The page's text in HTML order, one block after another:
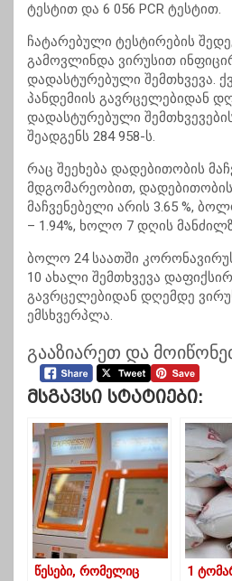
ტესტით და 6 056 PCR ტესტით.
ჩატარებული ტესტირების
გამოვლინდა ვირუსით
დადასტურებული შემთხვევა.
პანდემიის გავრცელებიდან
დადასტურებული
შეადგენს 284 958-ს.
რაც შეეხება დადებითობის
მდგომარეობით,
მაჩვენებელი არის 3.65 %,
– 1.94%, ხოლო 7 დღის
ბოლო 24 საათში
10 ახალი შემთხვევა
გავრცელებიდან დღემდე
ემსხვერპლა.
გააზიარეთ და
Მსგავსი Სტატიები:
წესები, რომელიც
1